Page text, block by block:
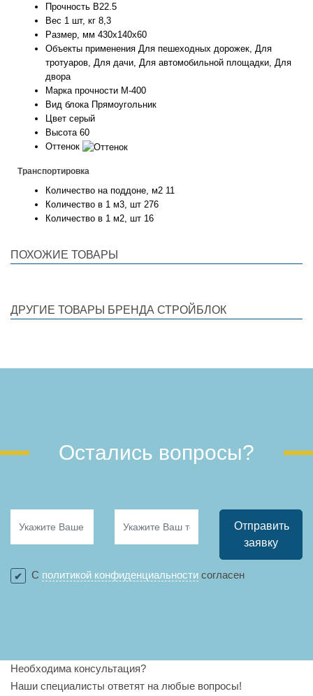
Прочность B22.5
Вес 1 шт, кг 8,3
Размер, мм 430x140x60
Объекты применения Для пешеходных дорожек, Для
тротуаров, Для дачи, Для автомобильной площадки, Для
двора
Марка прочности М-400
Вид блока Прямоугольник
Цвет серый
Высота 60
Оттенок
Транспортировка
Количество на поддоне, м2 11
Количество в 1 м3, шт 276
Количество в 1 м2, шт 16
ПОХОЖИЕ ТОВАРЫ
ДРУГИЕ ТОВАРЫ БРЕНДА СТРОЙБЛОК
Остались вопросы?
Отправить
заявку
С политикой конфиденциальности согласен
Необходима консультация?
Наши специалисты ответят на любые вопросы!